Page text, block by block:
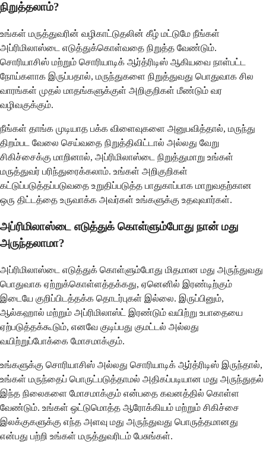
நிறுத்தலாம்?
உங்கள் மருத்துவரின் வழிகாட்டுதலின் கீழ் மட்டுமே நீங்கள்
அப்ரிமிலாஸ்டை எடுத்துக்கொள்வதை நிறுத்த வேண்டும்.
சொரியாசிஸ் மற்றும் சொரியாடிக் ஆர்த்ரிடிஸ் ஆகியவை நாள்பட்ட
நோய்களாக இருப்பதால், மருந்துகளை நிறுத்துவது பொதுவாக சில
வாரங்கள் முதல் மாதங்களுக்குள் அறிகுறிகள் மீண்டும் வர
வழிவகுக்கும்.
நீங்கள் தாங்க முடியாத பக்க விளைவுகளை அனுபவித்தால், மருந்து
திறம்பட வேலை செய்வதை நிறுத்திவிட்டால் அல்லது வேறு
சிகிச்சைக்கு மாறினால், அப்ரிமிலாஸ்டை நிறுத்துமாறு உங்கள்
மருத்துவர் பரிந்துரைக்கலாம். உங்கள் அறிகுறிகள்
கட்டுப்படுத்தப்படுவதை உறுதிப்படுத்த பாதுகாப்பாக மாறுவதற்கான
ஒரு திட்டத்தை உருவாக்க அவர்கள் உங்களுக்கு உதவுவார்கள்.
அப்ரிமிலாஸ்டை எடுத்துக் கொள்ளும்போது நான் மது
அருந்தலாமா?
அப்ரிமிலாஸ்டை எடுத்துக் கொள்ளும்போது மிதமான மது அருந்துவது
பொதுவாக ஏற்றுக்கொள்ளத்தக்கது, ஏனெனில் இரண்டிற்கும்
இடையே குறிப்பிடத்தக்க தொடர்புகள் இல்லை. இருப்பினும்,
ஆல்கஹால் மற்றும் அப்ரிமிலாஸ்ட் இரண்டும் வயிற்று உபாதையை
ஏற்படுத்தக்கூடும், எனவே குடிப்பது குமட்டல் அல்லது
வயிற்றுப்போக்கை மோசமாக்கும்.
உங்களுக்கு சொரியாசிஸ் அல்லது சொரியாடிக் ஆர்த்ரிடிஸ் இருந்தால்,
உங்கள் மருந்தைப் பொருட்படுத்தாமல் அதிகப்படியான மது அருந்துதல்
இந்த நிலைகளை மோசமாக்கும் என்பதை கவனத்தில் கொள்ள
வேண்டும். உங்கள் ஒட்டுமொத்த ஆரோக்கியம் மற்றும் சிகிச்சை
இலக்குகளுக்கு எந்த அளவு மது அருந்துவது பொருத்தமானது
என்பது பற்றி உங்கள் மருத்துவரிடம் பேசுங்கள்.